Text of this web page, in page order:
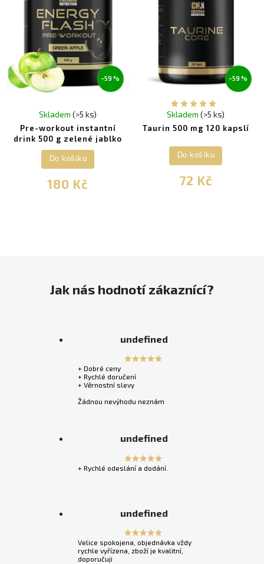
–59 %
Pre-workout instantní
drink 500 g zelené jablko
Skladem(>5 ks)
180 Kč
Do košíku
–59 %
Taurin 500 mg 120 kapslí
Skladem(>5 ks)
72 Kč
Do košíku
Jak nás hodnotí zákaznící?
undefined
+ Dobré ceny
+ Rychlé doručení
+ Věrnostní slevy
Žádnou nevýhodu neznám
undefined
+ Rychlé odeslání a dodání.
undefined
Velice spokojena, objednávka vždy
rychle vyřízena, zboží je kvalitní,
doporučuji